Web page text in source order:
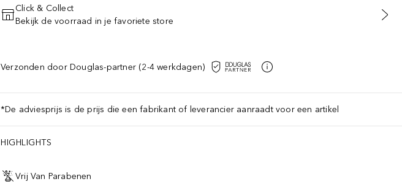
Click & Collect
Bekijk de voorraad in je favoriete store
Verzonden door Douglas-partner (2-4 werkdagen)
*De adviesprijs is de prijs die een fabrikant of leverancier aanraadt voor een artikel
HIGHLIGHTS
Vrij Van Parabenen